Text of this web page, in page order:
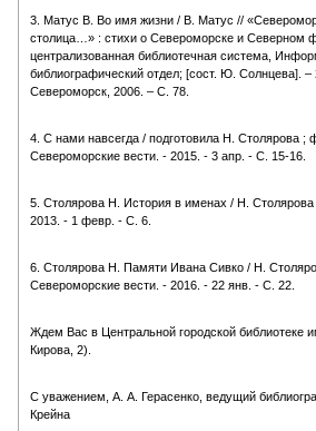
3. Матус В. Во имя жизни / В. Матус //
столица…» : стихи о Североморске и Северном
централизованная библиотечная система,
библиографический отдел; [сост. Ю. Солнцева]. –
Североморск, 2006. – С. 78.
4. С нами навсегда / подготовила Н. Столярова ;
Североморские вести. - 2015. - 3 апр. - С. 15-16.
5. Столярова Н. История в именах / Н.
2013. - 1 февр. - С. 6.
6. Столярова Н. Памяти Ивана Сивко / Н.
Североморские вести. - 2016. - 22 янв. - С. 22.
Ждем Вас в Центральной городской библиотеке
Кирова, 2).
С уважением, А. А. Герасенко, ведущий
Крейна